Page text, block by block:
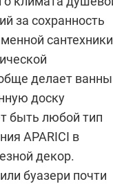
за сохранность
сантехники
делает
доску
быть любой тип
APARICI в
декор.
буазери почти